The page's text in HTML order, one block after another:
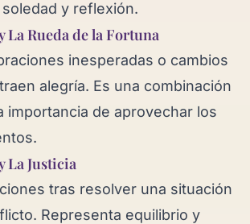
y reflexión.
La Rueda de la Fortuna
inesperadas o cambios
alegría. Es una combinación
importancia de aprovechar los
La Justicia
tras resolver una situación
Representa equilibrio y